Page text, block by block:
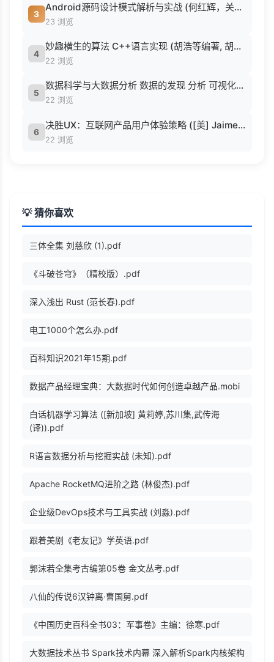
3
Android源码设计模式解析与实战 (何红辉，关爱民著, 何红辉, 关爱民著, 何红辉, 关爱民).pdf
23 浏览
4
妙趣横生的算法 C++语言实现 (胡浩等编著, 胡浩等编著, 胡浩).pdf
22 浏览
5
数据科学与大数据分析 数据的发现 分析 可视化与表示 ( etc.).epub
22 浏览
6
决胜UX：互联网产品用户体验策略 ([美] Jaime Levy [[美] Jaime Levy]).epub
22 浏览
💡 猜你喜欢
三体全集 刘慈欣 (1).pdf
《斗破苍穹》（精校版）.pdf
深入浅出 Rust (范长春).pdf
电工1000个怎么办.pdf
百科知识2021年15期.pdf
数据产品经理宝典：大数据时代如何创造卓越产品.mobi
白话机器学习算法 ([新加坡] 黄莉婷,苏川集,武传海
(译)).pdf
R语言数据分析与挖掘实战 (未知).pdf
Apache RocketMQ进阶之路 (林俊杰).pdf
企业级DevOps技术与工具实战 (刘淼).pdf
跟着美剧《老友记》学英语.pdf
郭沫若全集考古编第05卷 金文丛考.pdf
八仙的传说6汉钟离·曹国舅.pdf
《中国历史百科全书03：军事卷》主编：徐寒.pdf
大数据技术丛书 Spark技术内幕 深入解析Spark内核架构